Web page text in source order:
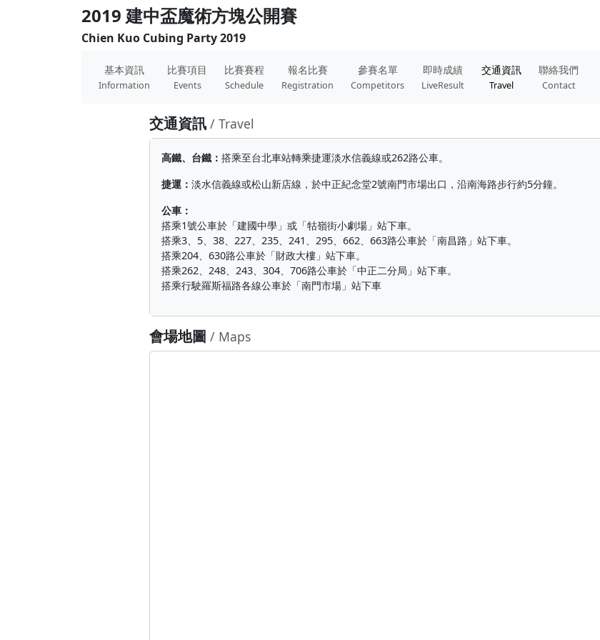
2019 建中盃魔術方塊公開賽
Chien Kuo Cubing Party 2019
基本資訊
Information
比賽項目
Events
比賽賽程
Schedule
報名比賽
Registration
參賽名單
Competitors
即時成績
LiveResult
交通資訊
Travel
聯絡我們
Contact
交通資訊 / Travel
高鐵、台鐵： 搭乘至台北車站轉乘捷運淡水信義線或262路公車。
捷運： 淡水信義線或松山新店線，於中正紀念堂2號南門市場出口，沿南海路步行約5分鐘。
公車：
搭乘1號公車於「建國中學」或「牯嶺街小劇場」站下車。
搭乘3、5、38、227、235、241、295、662、663路公車於「南昌路」站下車。
搭乘204、630路公車於「財政大樓」站下車。
搭乘262、248、243、304、706路公車於「中正二分局」站下車。
搭乘行駛羅斯福路各線公車於「南門市場」站下車
會場地圖 / Maps